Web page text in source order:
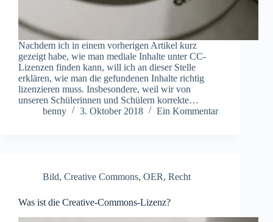
Nachdem ich in einem vorherigen Artikel kurz
gezeigt habe, wie man mediale Inhalte unter CC-
Lizenzen finden kann, will ich an dieser Stelle
erklären, wie man die gefundenen Inhalte richtig
lizenzieren muss. Insbesondere, weil wir von
unseren Schülerinnen und Schülern korrekte…
benny
3. Oktober 2018 Ein Kommentar
Bild, Creative Commons, OER, Recht
Was ist die Creative-Commons-Lizenz?